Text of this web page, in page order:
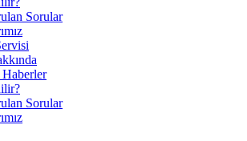
Sorular
Sorular